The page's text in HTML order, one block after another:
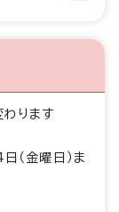
ります
（金曜日）ま